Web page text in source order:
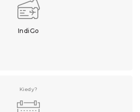
IndiGo
Kiedy?